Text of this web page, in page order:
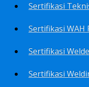
Sertifikasi WAH
Sertifikasi
Sertifikasi